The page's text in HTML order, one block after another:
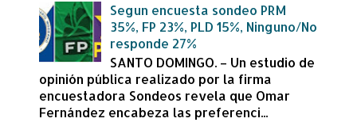
Segun encuesta sondeo PRM
35%, FP 23%, PLD 15%, Ninguno/No
responde 27%
SANTO DOMINGO. – Un estudio de
opinión pública realizado por la firma
encuestadora Sondeos revela que Omar
Fernández encabeza las preferenci...